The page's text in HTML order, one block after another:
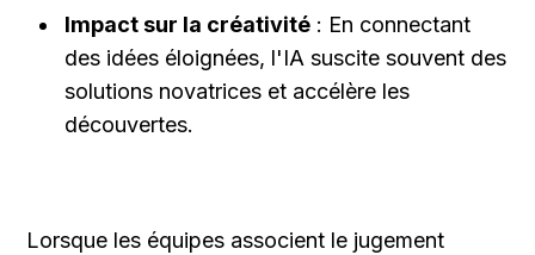
Impact sur la créativité : En connectant
des idées éloignées, l'IA suscite souvent des
solutions novatrices et accélère les
découvertes.
Lorsque les équipes associent le jugement